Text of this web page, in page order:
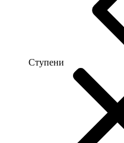
Ступени